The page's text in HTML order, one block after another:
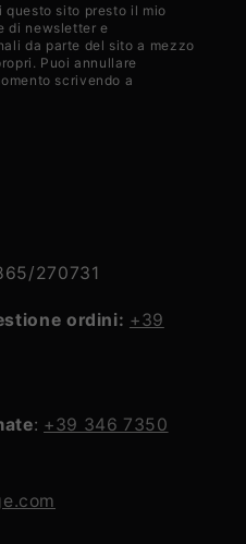
questo sito presto il mio
di newsletter e
da parte del sito a mezzo
Puoi annullare
scrivendo a
270731
ordini: +39
: +39 346 7350